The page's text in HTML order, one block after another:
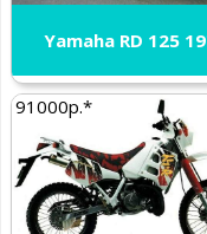
Yamaha RD 125
91000р.*